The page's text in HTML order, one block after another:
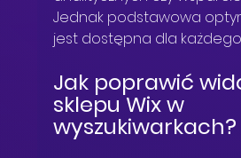
Jednak podstawowa
jest dostępna dla każdego
Jak poprawić
sklepu Wix w
wyszukiwarkach?